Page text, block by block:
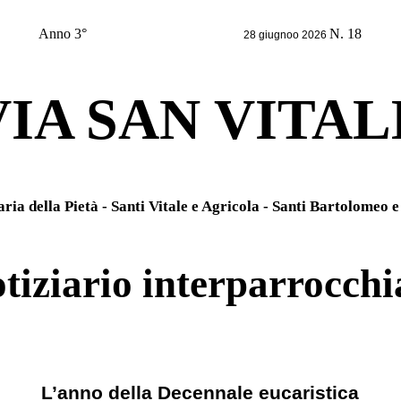
Anno 3° 28 giugnoo 2026 N. 18
SAN
della Pietà - Santi Vitale e Agricola - Santi Bartolomeo e
L’anno della Decennale eucaristica